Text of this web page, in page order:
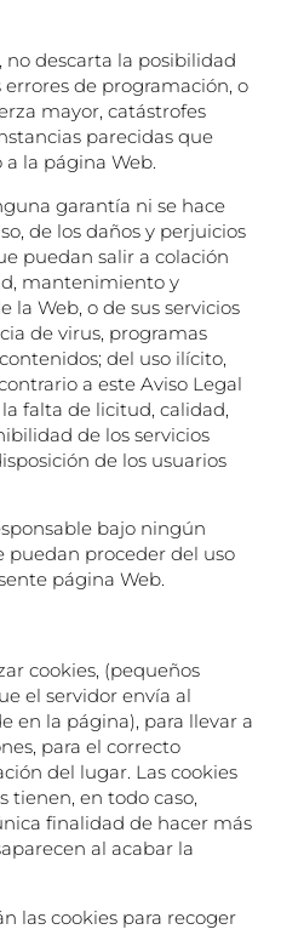
no descarta la posibilidad
de programación, o
mayor, catástrofes
parecidas que
la página Web.
garantía ni se hace
de los daños y perjuicios
puedan salir a colación
mantenimiento y
Web, o de sus servicios
de virus, programas
del uso ilícito,
a este Aviso Legal
falta de licitud, calidad,
de los servicios
de los usuarios
bajo ningún
puedan proceder del uso
página Web.
cookies, (pequeños
el servidor envía al
en la página), para llevar a
para el correcto
del lugar. Las cookies
tienen, en todo caso,
finalidad de hacer más
al acabar la
las cookies para recoger